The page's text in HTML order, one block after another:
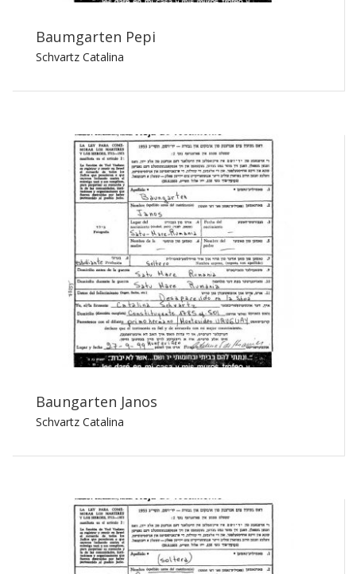
Baumgarten Pepi
Schvartz Catalina
Baungarten Janos
Schvartz Catalina